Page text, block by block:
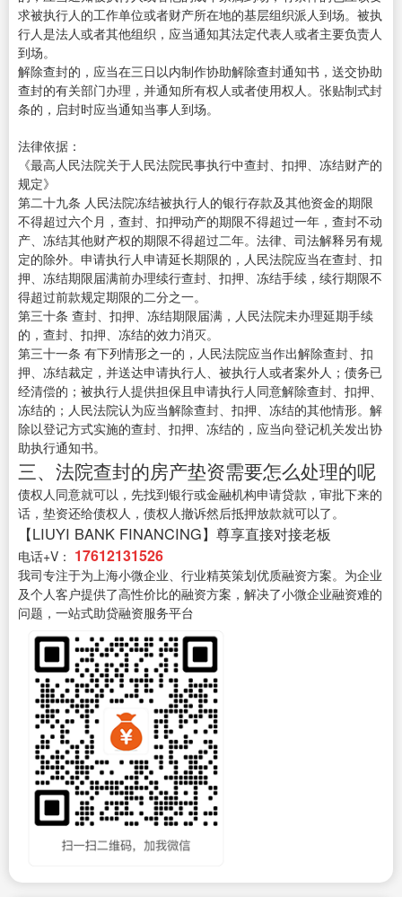
求被执行人的工作单位或者财产所在地的基层组织派人到场。被执
行人是法人或者其他组织，应当通知其法定代表人或者主要负责人
到场。
解除查封的，应当在三日以内制作协助解除查封通知书，送交协助
查封的有关部门办理，并通知所有权人或者使用权人。张贴制式封
条的，启封时应当通知当事人到场。
法律依据：
《最高人民法院关于人民法院民事执行中查封、扣押、冻结财产的
规定》
第二十九条 人民法院冻结被执行人的银行存款及其他资金的期限
不得超过六个月，查封、扣押动产的期限不得超过一年，查封不动
产、冻结其他财产权的期限不得超过二年。法律、司法解释另有规
定的除外。申请执行人申请延长期限的，人民法院应当在查封、扣
押、冻结期限届满前办理续行查封、扣押、冻结手续，续行期限不
得超过前款规定期限的二分之一。
第三十条 查封、扣押、冻结期限届满，人民法院未办理延期手续
的，查封、扣押、冻结的效力消灭。
第三十一条 有下列情形之一的，人民法院应当作出解除查封、扣
押、冻结裁定，并送达申请执行人、被执行人或者案外人；债务已
经清偿的；被执行人提供担保且申请执行人同意解除查封、扣押、
冻结的；人民法院认为应当解除查封、扣押、冻结的其他情形。解
除以登记方式实施的查封、扣押、冻结的，应当向登记机关发出协
助执行通知书。
三、法院查封的房产垫资需要怎么处理的呢
债权人同意就可以，先找到银行或金融机构申请贷款，审批下来的
话，垫资还给债权人，债权人撤诉然后抵押放款就可以了。
【LIUYI BANK FINANCING】尊享直接对接老板
电话+V： 17612131526
我司专注于为上海小微企业、行业精英策划优质融资方案。为企业
及个人客户提供了高性价比的融资方案，解决了小微企业融资难的
问题，一站式助贷融资服务平台